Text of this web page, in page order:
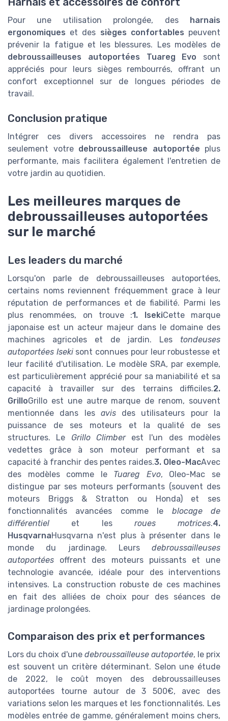
Pour une utilisation prolongée, des
harnais
ergonomiques et des sièges confortables peuvent
prévenir la fatigue et les blessures. Les modèles de
debroussailleuses autoportées Tuareg Evo sont
appréciés pour leurs sièges rembourrés, offrant un
confort exceptionnel sur de longues périodes de
travail.
Conclusion pratique
Intégrer ces divers accessoires ne rendra pas
seulement votre debroussailleuse autoportée plus
performante, mais facilitera également l'entretien de
votre jardin au quotidien.
Les meilleures marques de
debroussailleuses autoportées
sur le marché
Les leaders du marché
Lorsqu'on parle de debroussailleuses autoportées,
certains noms reviennent fréquemment grace à leur
réputation de performances et de fiabilité. Parmi les
plus renommées, on trouve :1. IsekiCette marque
japonaise est un acteur majeur dans le domaine des
machines agricoles et de jardin. Les tondeuses
autoportées Isekisont connues pour leur robustesse et
leur facilité d'utilisation. Le modèle SRA, par exemple,
est particulièrement apprécié pour sa maniabilité et sa
capacité à travailler sur des terrains difficiles.2.
GrilloGrillo est une autre marque de renom, souvent
mentionnée dans les avisdes utilisateurs pour la
puissance de ses moteurs et la qualité de ses
structures. Le Grillo Climberest l'un des modèles
vedettes grâce à son moteur performant et sa
capacité à franchir des pentes raides.3. Oleo-MacAvec
des modèles comme le Tuareg Evo, Oleo-Mac se
distingue par ses moteurs performants (souvent des
moteurs Briggs & Stratton ou Honda) et ses
fonctionnalités avancées comme le blocage de
différentiel et les roues motrices.4.
HusqvarnaHusqvarna n'est plus à présenter dans le
monde du jardinage. Leurs debroussailleuses
autoportées offrent des moteurs puissants et une
technologie avancée, idéale pour des interventions
intensives. La construction robuste de ces machines
en fait des alliées de choix pour des séances de
jardinage prolongées.
Comparaison des prix et performances
Lors du choix d'une debroussailleuse autoportée, le prix
est souvent un critère déterminant. Selon une étude
de 2022, le coût moyen des debroussailleuses
autoportées tourne autour de 3 500€, avec des
variations selon les marques et les fonctionnalités. Les
modèles entrée de gamme, généralement moins chers,